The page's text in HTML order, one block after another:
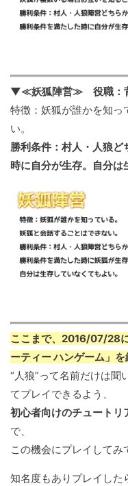
▼≪妖狐陣営≫ 役職：
特徴：妖狐が誰かを知っ
い。
勝利条件：村人・人狼
時に自分が生存。自分は
ここまで、2016/07/28
ーティー ハンゲーム」を
“人狼”って名前だけは聞
てプレイできるよう、
初心者向けのチュートリ
で、
この機会にプレイしてみ
知名度もありプレイした